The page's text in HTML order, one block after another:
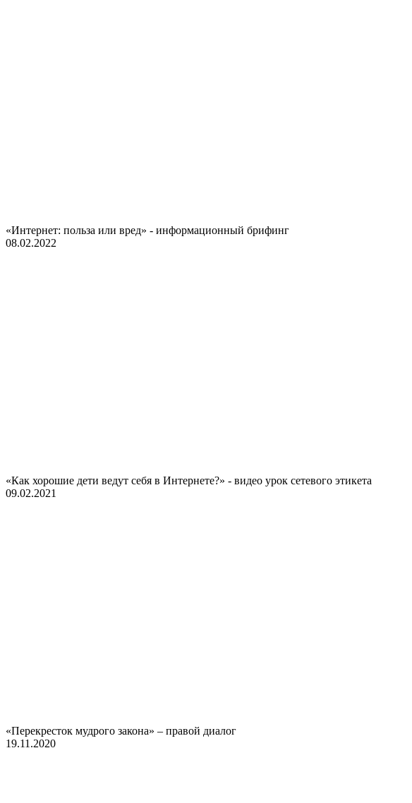
«Интернет: польза или вред» - информационный брифинг
08.02.2022
«Как хорошие дети ведут себя в Интернете?» - видео урок сетевого этикета
09.02.2021
«Перекресток мудрого закона» – правой диалог
19.11.2020